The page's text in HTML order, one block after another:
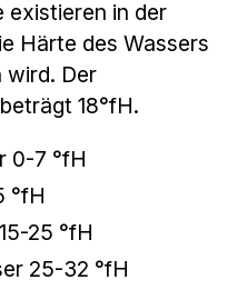
existieren in der
Härte des Wassers
wird. Der
18°fH.
0-7 °fH
°fH
25 °fH
25-32 °fH